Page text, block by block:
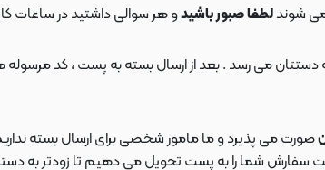
شوندلطفا صبور باشیدو هر سوالی داشتید در ساعات
صورت می پذیرد و ما مامور شخصی برای ارسال بسته
شما را به پست تحویل می دهیم تا زودتر به دستتان